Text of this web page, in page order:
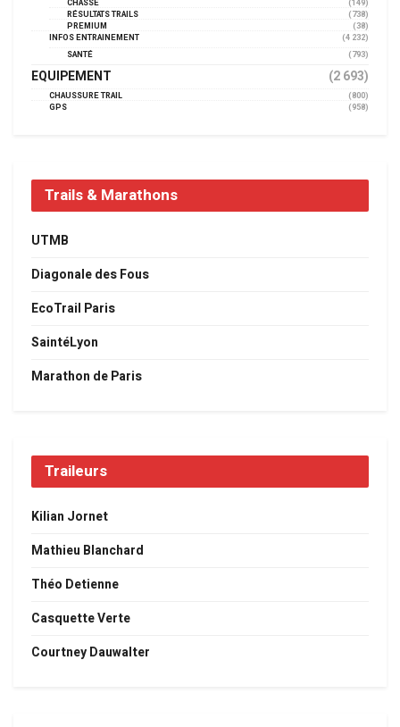
CHASSE
(149)
RÉSULTATS TRAILS
(738)
PREMIUM
(38)
INFOS ENTRAINEMENT
(4 232)
SANTÉ
(793)
EQUIPEMENT (2 693)
CHAUSSURE TRAIL
(800)
GPS
(958)
Trails & Marathons
UTMB
Diagonale des Fous
EcoTrail Paris
SaintéLyon
Marathon de Paris
Traileurs
Kilian Jornet
Mathieu Blanchard
Théo Detienne
Casquette Verte
Courtney Dauwalter